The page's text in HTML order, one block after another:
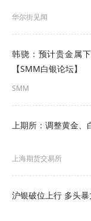
https://
点击报名表单
凝聚产业链合
华尔街见闻
韩骁：预计贵金属
【SMM白银论坛】
SMM
上期所：调整黄金
上海期货交易所
沪银破位上行 多头